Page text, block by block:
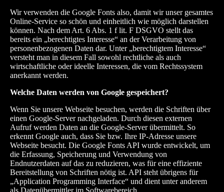
Wir verwenden die Google Fonts also, damit wir unser gesamtes
Online-Service so schön und einheitlich wie möglich darstellen
können. Nach dem Art. 6 Abs. 1 f lit. F DSGVO stellt das
bereits ein „berechtigtes Interesse“ an der Verarbeitung von
personenbezogenen Daten dar. Unter „berechtigtem Interesse“
versteht man in diesem Fall sowohl rechtliche als auch
wirtschaftliche oder ideelle Interessen, die vom Rechtssystem
anerkannt werden.
Welche Daten werden von Google gespeichert?
Wenn Sie unsere Webseite besuchen, werden die Schriften über
einen Google-Server nachgeladen. Durch diesen externen
Aufruf werden Daten an die Google-Server übermittelt. So
erkennt Google auch, dass Sie bzw. Ihre IP-Adresse unsere
Webseite besucht. Die Google Fonts API wurde entwickelt, um
die Erfassung, Speicherung und Verwendung von
Endnutzerdaten auf das zu reduzieren, was für eine effiziente
Bereitstellung von Schriften nötig ist. API steht übrigens für
„Application Programming Interface“ und dient unter anderem
als Datenübermittler im Softwarebereich.